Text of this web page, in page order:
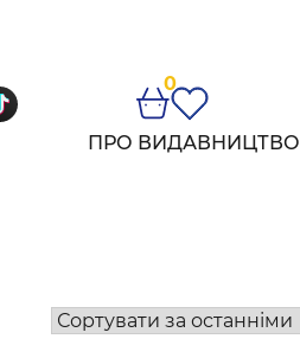
0
ПРО ВИДАВНИЦТВО